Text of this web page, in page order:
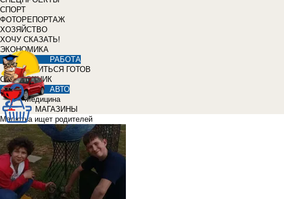
СПОРТ
ФОТОРЕПОРТАЖ
ХОЗЯЙСТВО
ХОЧУ СКАЗАТЬ!
ЭКОНОМИКА
РАБОТА
УЧИТЬСЯ ГОТОВ
СПРАВОЧНИК
АВТО
Медицина
МАГАЗИНЫ
Малютка ищет родителей